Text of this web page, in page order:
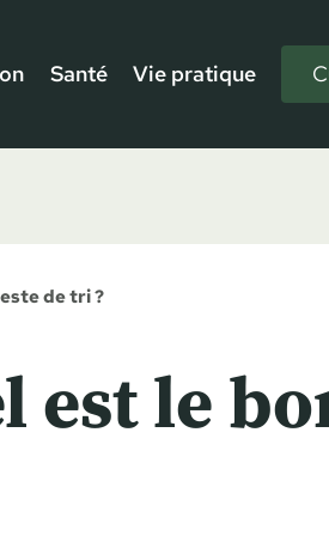
Santé Vie pratique
de tri ?
est le